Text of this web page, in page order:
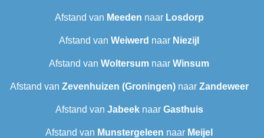
Afstand van Meeden naar Losdorp
Afstand van Weiwerd naar Niezijl
Afstand van Woltersum naar Winsum
Afstand van Zevenhuizen (Groningen)naar Zandeweer
Afstand van Jabeeknaar Gasthuis
Afstand van Munstergeleen naar Meijel